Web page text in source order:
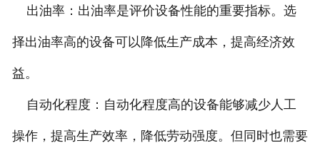
出油率：出油率是评价设备性能的重要指标。选
择出油率高的设备可以降低生产成本，提高经济效
益。
自动化程度：自动化程度高的设备能够减少人工
操作，提高生产效率，降低劳动强度。但同时也需要